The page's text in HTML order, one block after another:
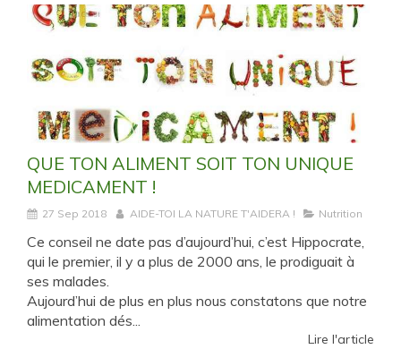
QUE TON ALIMENT SOIT TON UNIQUE
MEDICAMENT !
27 Sep 2018 AIDE-TOI LA NATURE T'AIDERA ! Nutrition
Ce conseil ne date pas d’aujourd’hui, c’est Hippocrate,
qui le premier, il y a plus de 2000 ans, le prodiguait à
ses malades.
Aujourd’hui de plus en plus nous constatons que notre
alimentation dés...
Lire l'article